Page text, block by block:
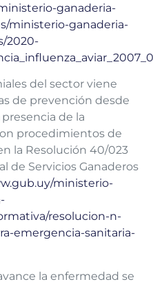
ganaderia-
ministerio-ganaderia-
2020-
del sector viene
de prevención desde
de la
procedimientos de
la Resolución 40/023
de Servicios Ganaderos
ministerio-
resolucion-n-
emergencia-sanitaria-
la enfermedad se